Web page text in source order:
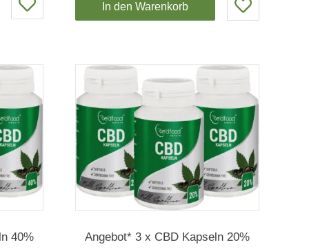
In den Warenkorb
40% Angebot* 3 x CBD Kapseln 20%